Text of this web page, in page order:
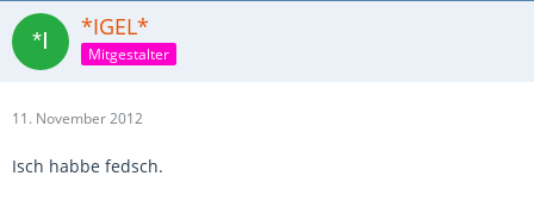
*IGEL*
Mitgestalter
11. November 2012
Isch habbe fedsch.